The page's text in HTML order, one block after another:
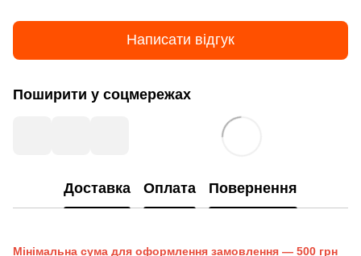
Написати відгук
Поширити у соцмережах
Доставка Оплата Повернення
Мінімальна сума для оформлення замовлення — 500 грн